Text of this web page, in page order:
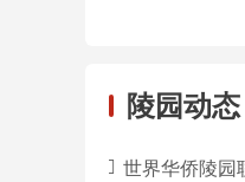
陵园动态
世界华侨陵园